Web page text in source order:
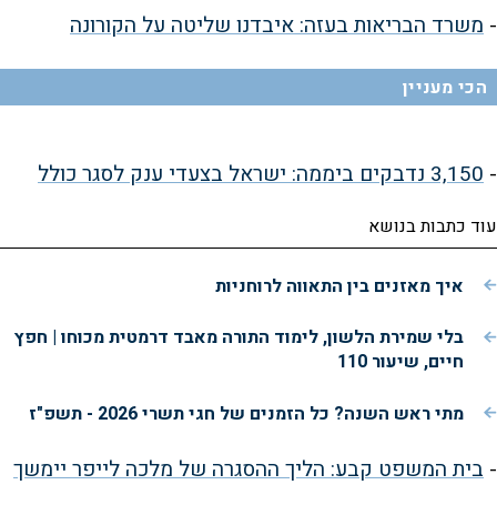
- משרד הבריאות בעזה: איבדנו שליטה על הקורונה
הכי מעניין
- 3,150 נדבקים ביממה: ישראל בצעדי ענק לסגר כולל
עוד כתבות בנושא
איך מאזנים בין התאווה לרוחניות
בלי שמירת הלשון, לימוד התורה מאבד דרמטית מכוחו | חפץ
חיים, שיעור 110
מתי ראש השנה? כל הזמנים של חגי תשרי 2026 - תשפ"ז
- בית המשפט קבע: הליך ההסגרה של מלכה לייפר יימשך